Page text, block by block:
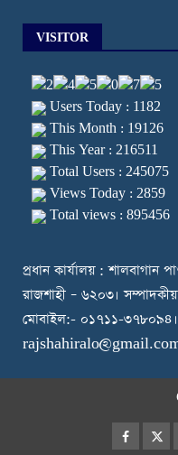
VISITOR
Users Today : 1182
This Month : 19126
This Year : 216511
Total Users : 245075
Views Today : 2859
Total views : 895456
প্রধান কার্যালয় : শালবাগান
রাজশাহী – ৬২০৩।
মোবাইল:- ০১৭১১-৩৭৮০৯৪।